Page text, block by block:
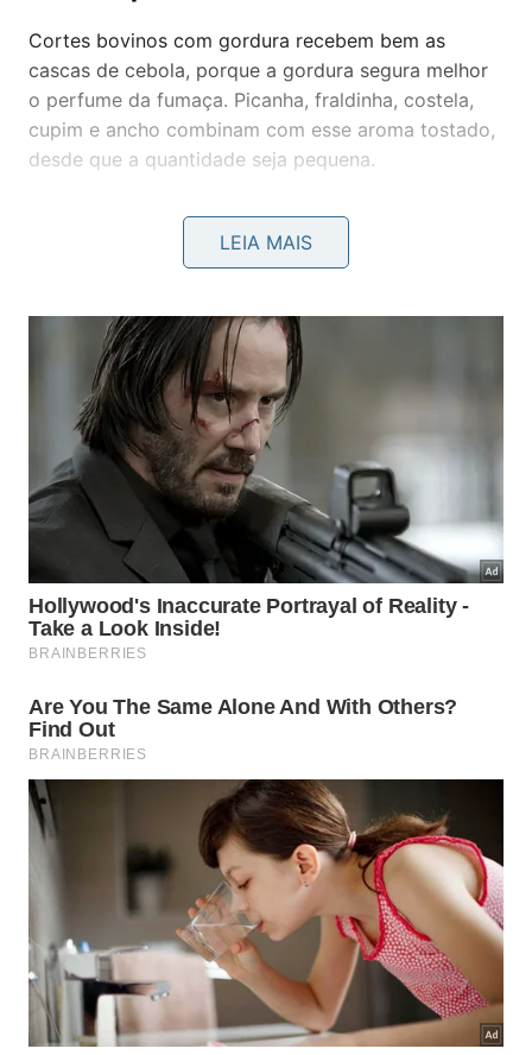
Cortes bovinos com gordura recebem bem as
cascas de cebola, porque a gordura segura melhor
o perfume da fumaça. Picanha, fraldinha, costela,
cupim e ancho combinam com esse aroma tostado,
desde que a quantidade seja pequena.
Frango também funciona, principalmente asa, coxa
e sobrecoxa com pele. Em linguiças, as cascas
reforçam o cheiro de defumado e cebola assada,
o tempero da própria carne.
Cortes bovinos com gordura recebem bem as cascas de
cebola, porque a gordura segura melhor o perfume da
fumaça -Imagem gerada por IA
LEIA MAIS